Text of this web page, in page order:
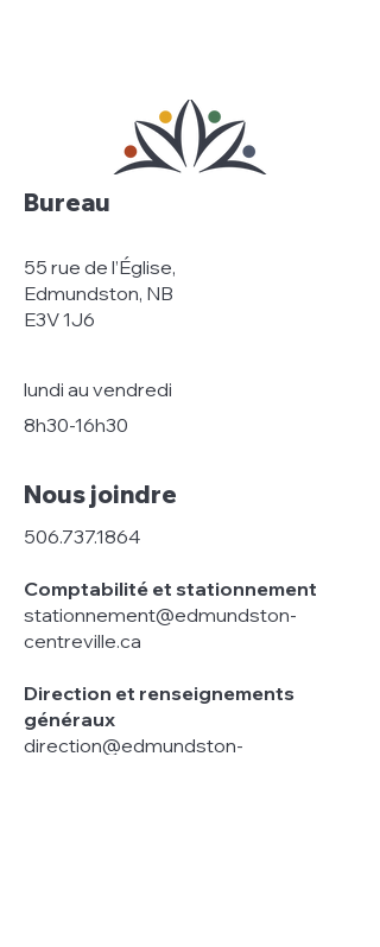
Bureau
55 rue de l’Église,
Edmundston, NB
E3V 1J6
lundi au vendredi
8h30-16h30
Nous joindre
506.737.1864
Comptabilité et stationnement
stationnement@edmundston-
centreville.ca
Direction et renseignements
généraux
direction@edmundston-